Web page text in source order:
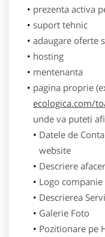
prezenta activa
suport tehnic
adaugare oferte
hosting
mentenanta
pagina proprie
ecologica.com/
unde va puteti
Datele de
website
Descriere
Logo companie
Descrierea
Galerie Foto
Pozitionare pe